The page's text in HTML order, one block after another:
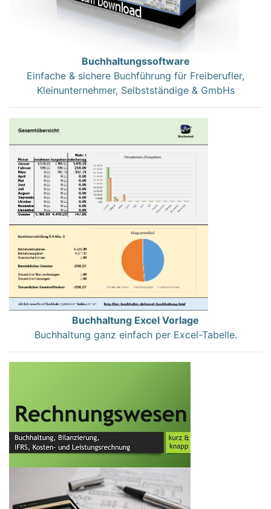
Buchhaltungssoftware
Einfache & sichere Buchführung für Freiberufler,
Kleinunternehmer, Selbstständige & GmbHs
Buchhaltung Excel Vorlage
Buchhaltung ganz einfach per Excel-Tabelle.